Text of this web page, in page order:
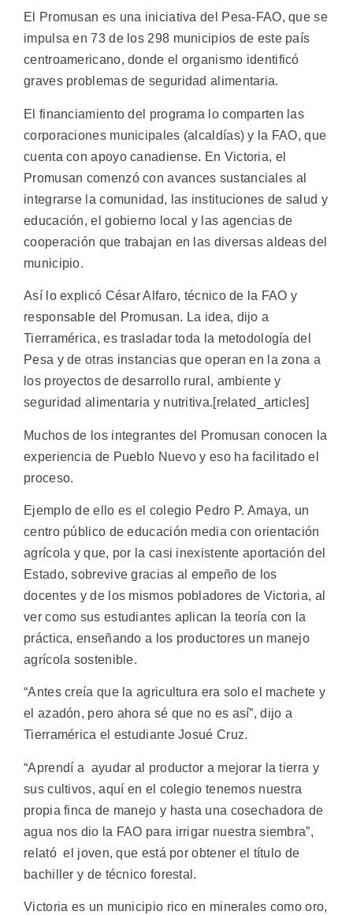
El Promusan es una iniciativa del Pesa-FAO, que se
impulsa en 73 de los 298 municipios de este país
centroamericano, donde el organismo identificó
graves problemas de seguridad alimentaria.
El financiamiento del programa lo comparten las
corporaciones municipales (alcaldías) y la FAO, que
cuenta con apoyo canadiense. En Victoria, el
Promusan comenzó con avances sustanciales al
integrarse la comunidad, las instituciones de salud y
educación, el gobierno local y las agencias de
cooperación que trabajan en las diversas aldeas del
municipio.
Así lo explicó César Alfaro, técnico de la FAO y
responsable del Promusan. La idea, dijo a
Tierramérica, es trasladar toda la metodología del
Pesa y de otras instancias que operan en la zona a
los proyectos de desarrollo rural, ambiente y
seguridad alimentaria y nutritiva.[related_articles]
Muchos de los integrantes del Promusan conocen la
experiencia de Pueblo Nuevo y eso ha facilitado el
proceso.
Ejemplo de ello es el colegio Pedro P. Amaya, un
centro público de educación media con orientación
agrícola y que, por la casi inexistente aportación del
Estado, sobrevive gracias al empeño de los
docentes y de los mismos pobladores de Victoria, al
ver como sus estudiantes aplican la teoría con la
práctica, enseñando a los productores un manejo
agrícola sostenible.
“Antes creía que la agricultura era solo el machete y
el azadón, pero ahora sé que no es así”, dijo a
Tierramérica el estudiante Josué Cruz.
“Aprendí a ayudar al productor a mejorar la tierra y
sus cultivos, aquí en el colegio tenemos nuestra
propia finca de manejo y hasta una cosechadora de
agua nos dio la FAO para irrigar nuestra siembra”,
relató el joven, que está por obtener el título de
bachiller y de técnico forestal.
Victoria es un municipio rico en minerales como oro,